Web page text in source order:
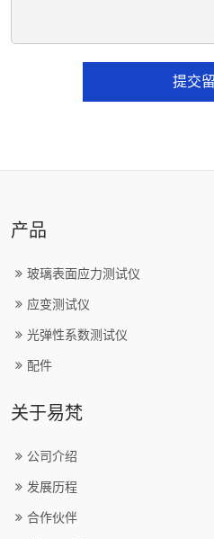
产品
玻璃表面应力测试仪
应变测试仪
光弹性系数测试仪
配件
关于易梵
公司介绍
发展历程
合作伙伴